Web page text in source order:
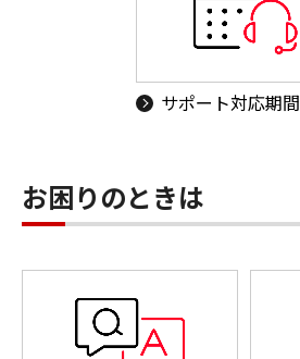
サポート対応期間
お困りのときは